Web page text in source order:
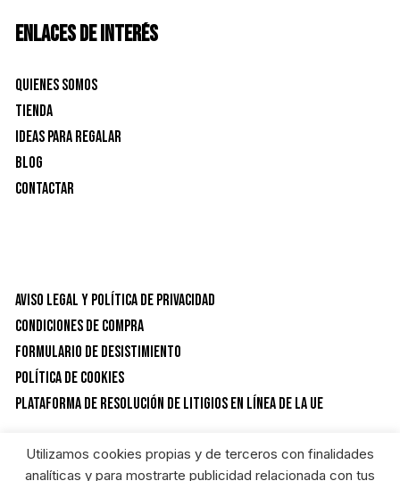
ENLACES DE INTERÉS
Quienes Somos
Tienda
Ideas para Regalar
Blog
Contactar
Aviso Legal y Política de privacidad
Condiciones de Compra
Formulario de desistimiento
Política de Cookies
Plataforma de resolución de litigios en línea de la UE
CATEGORÍAS DEL PRODUCTO
Utilizamos cookies propias y de terceros con finalidades
analíticas y para mostrarte publicidad relacionada con tus